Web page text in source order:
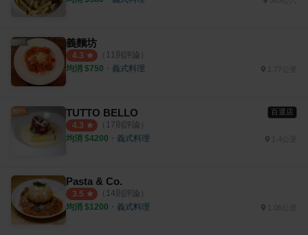
義麵坊
4.3 （ 11則評論）
均消 $750 ・ 義式料理
TUTTO BELLO 百選店
4.3 （ 17則評論）
均消 $4200 ・ 義式料理 1.4公里
Pasta & Co.
3.5 （ 14則評論）
均消 $1200 ・ 義式料理